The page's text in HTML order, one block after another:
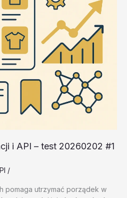
i API – test 20260202 #1
/
pomaga utrzymać porządek w